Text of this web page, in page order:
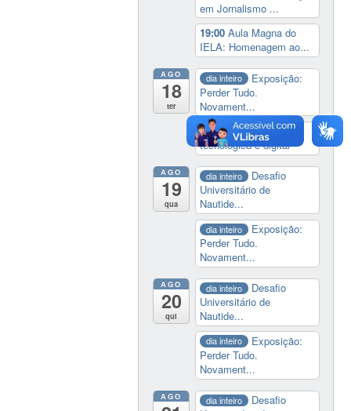
em Jornalismo ...
19:00Aula Magna do
IELA: Homenagem ao...
AGO
18
ter
dia inteiro
Exposição:
Perder Tudo.
Novament...
14:00 Soberania
tecnológica e digital
AGO
19
qua
dia inteiro
Desafio
Universitário de
Nautide...
dia inteiro
Exposição:
Perder Tudo.
Novament...
AGO
20
qui
dia inteiro
Desafio
Universitário de
Nautide...
dia inteiro
Exposição:
Perder Tudo.
Novament...
AGO dia inteiro
Desafio